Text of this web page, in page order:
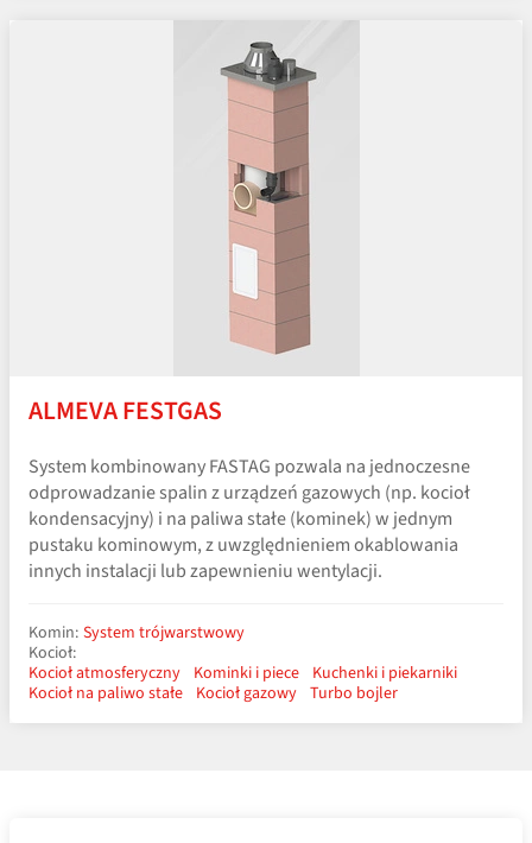
ALMEVA FESTGAS
System kombinowany FASTAG pozwala na jednoczesne
odprowadzanie spalin z urządzeń gazowych (np. kocioł
kondensacyjny) i na paliwa stałe (kominek) w jednym
pustaku kominowym, z uwzględnieniem okablowania
innych instalacji lub zapewnieniu wentylacji.
Komin: System trójwarstwowy
Kocioł:
Kocioł atmosferyczny Kominki i piece Kuchenki i piekarniki
Kocioł na paliwo stałe Kocioł gazowy Turbo bojler